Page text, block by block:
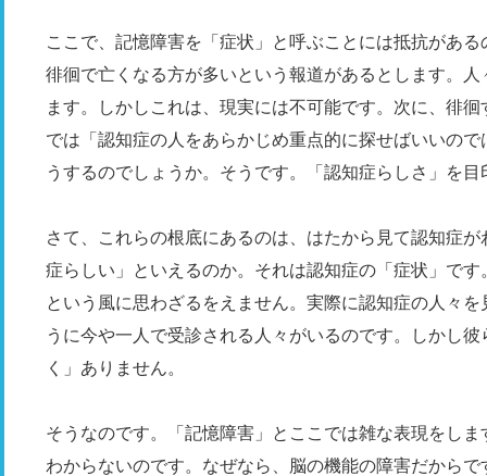
ここで、記憶障害を「症状」と呼ぶことには抵抗があ
徘徊で亡くなる方が多いという報道があるとします。
ます。しかしこれは、現実には不可能です。次に、徘
では「認知症の人をあらかじめ重点的に探せばいいの
うするのでしょうか。そうです。「認知症らしさ」を
さて、これらの根底にあるのは、はたから見て認知症
症らしい」といえるのか。それは認知症の「症状」で
という風に思わざるをえません。実際に認知症の人々
うに今や一人で受診される人々がいるのです。しかし
く」ありません。
そうなのです。「記憶障害」とここでは雑な表現をし
わからないのです。なぜなら、脳の機能の障害だから